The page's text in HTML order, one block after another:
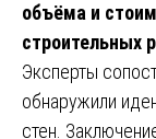
объёма и
строительных
Эксперты
обнаружили
стен.